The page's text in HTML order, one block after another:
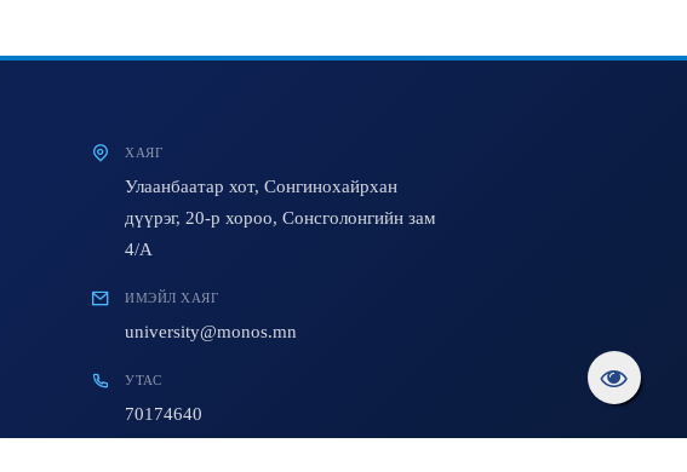
ХАЯГ
Улаанбаатар хот, Сонгинохайрхан
дүүрэг, 20-р хороо, Сонсголонгийн зам
4/A
ИМЭЙЛ ХАЯГ
university@monos.mn
УТАС
70174640